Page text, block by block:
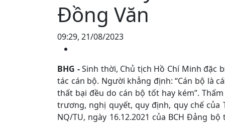
Đồng Văn
09:29, 21/08/2023
BHG -Sinh thời, Chủ tịch Hồ Chí Minh đặc
tác cán bộ. Người khẳng định: “Cán bộ là
thất bại đều do cán bộ tốt hay kém”.
trương, nghị quyết, quy định, quy chế của
NQ/TU, ngày 16.12.2021 của BCH Đảng